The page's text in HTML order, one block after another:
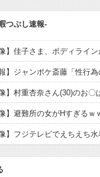
つぶし速報-
像】佳子さま、ボディライ
像】避難所の女がHすぎるｗ
像】フジテレビでえちえち